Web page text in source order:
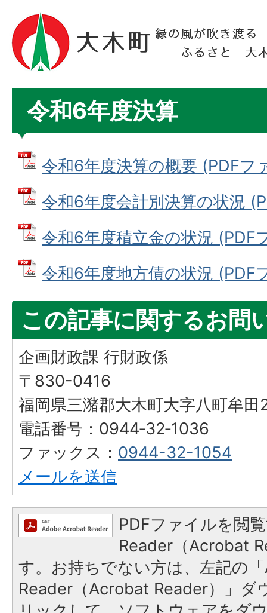
令和6年度決算
令和6年度決算の概要 (PDFフ
令和6年度会計別決算の状況
令和6年度積立金の状況 (PDF
令和6年度地方債の状況 (PDF
この記事に関するお問
企画財政課 行財政係
〒830-0416
福岡県三潴郡大木町大字八町牟
電話番号：0944‐32‐1036
ファックス： 0944-32-1054
メールを送信
PDFファイルを閲
Reader（Acrobat
す。お持ちでない方は、左記の
Reader（Acrobat Reader）」ダ